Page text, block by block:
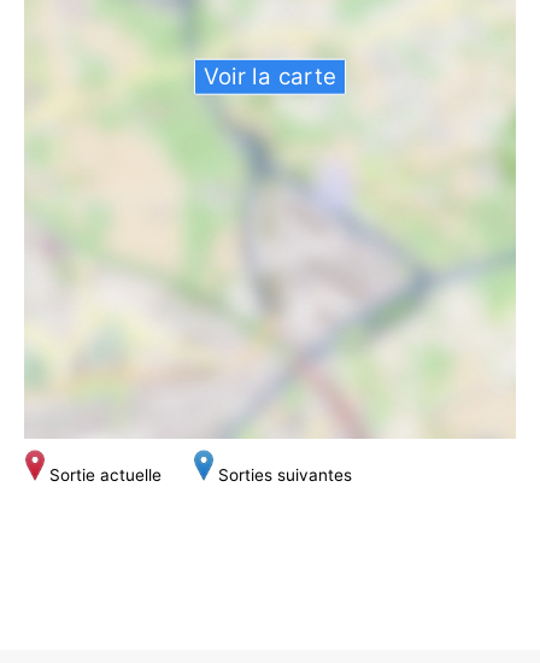
Voir la carte
Sortie actuelle Sorties suivantes